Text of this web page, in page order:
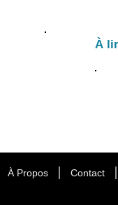
À
À Propos Contact